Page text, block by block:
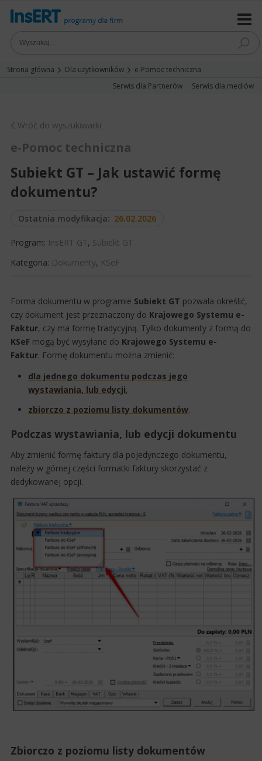
Strona główna Dla użytkowników
e-Pomoc techniczna
Serwis dla Partnerów
Serwis dla mediów
Wróć do wyszukiwarki
e-Pomoc techniczna
Subiekt GT – Jak ustawić formę
dokumentu?
Ostatnia modyfikacja: 26.02.2026
Program: InsERT GT, Subiekt GT
Kategoria: Dokumenty, KSeF
Forma dokumentu w programie Subiekt GT pozwala określić,
czy dokument jest przeznaczony do Krajowego Systemu e-
Faktur, czy ma formę tradycyjną. Tylko dokumenty z formą do
KSeF mogą być wysyłane do Krajowego Systemu e-
Faktur. Formę dokumentu można zmienić:
dla jednego dokumentu ​​podczas jego
wystawiania, lub edycji,
zbiorczo z poziomu listy dokumentów.
Podczas wystawiania, lub edycji dokumentu
​Aby zmienić formę faktury dla pojedynczego dokumentu,
należy w górnej części formatki faktury skorzystać z
dedykowanej opcji.
Zbiorczo z poziomu listy dokumentów​